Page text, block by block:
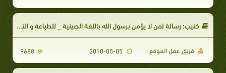
كتيب: رسالة لمن لا يؤمن برسول الله باللغة الصينية _ للطباعة و التحميل
فريق عمل الموقع 9688